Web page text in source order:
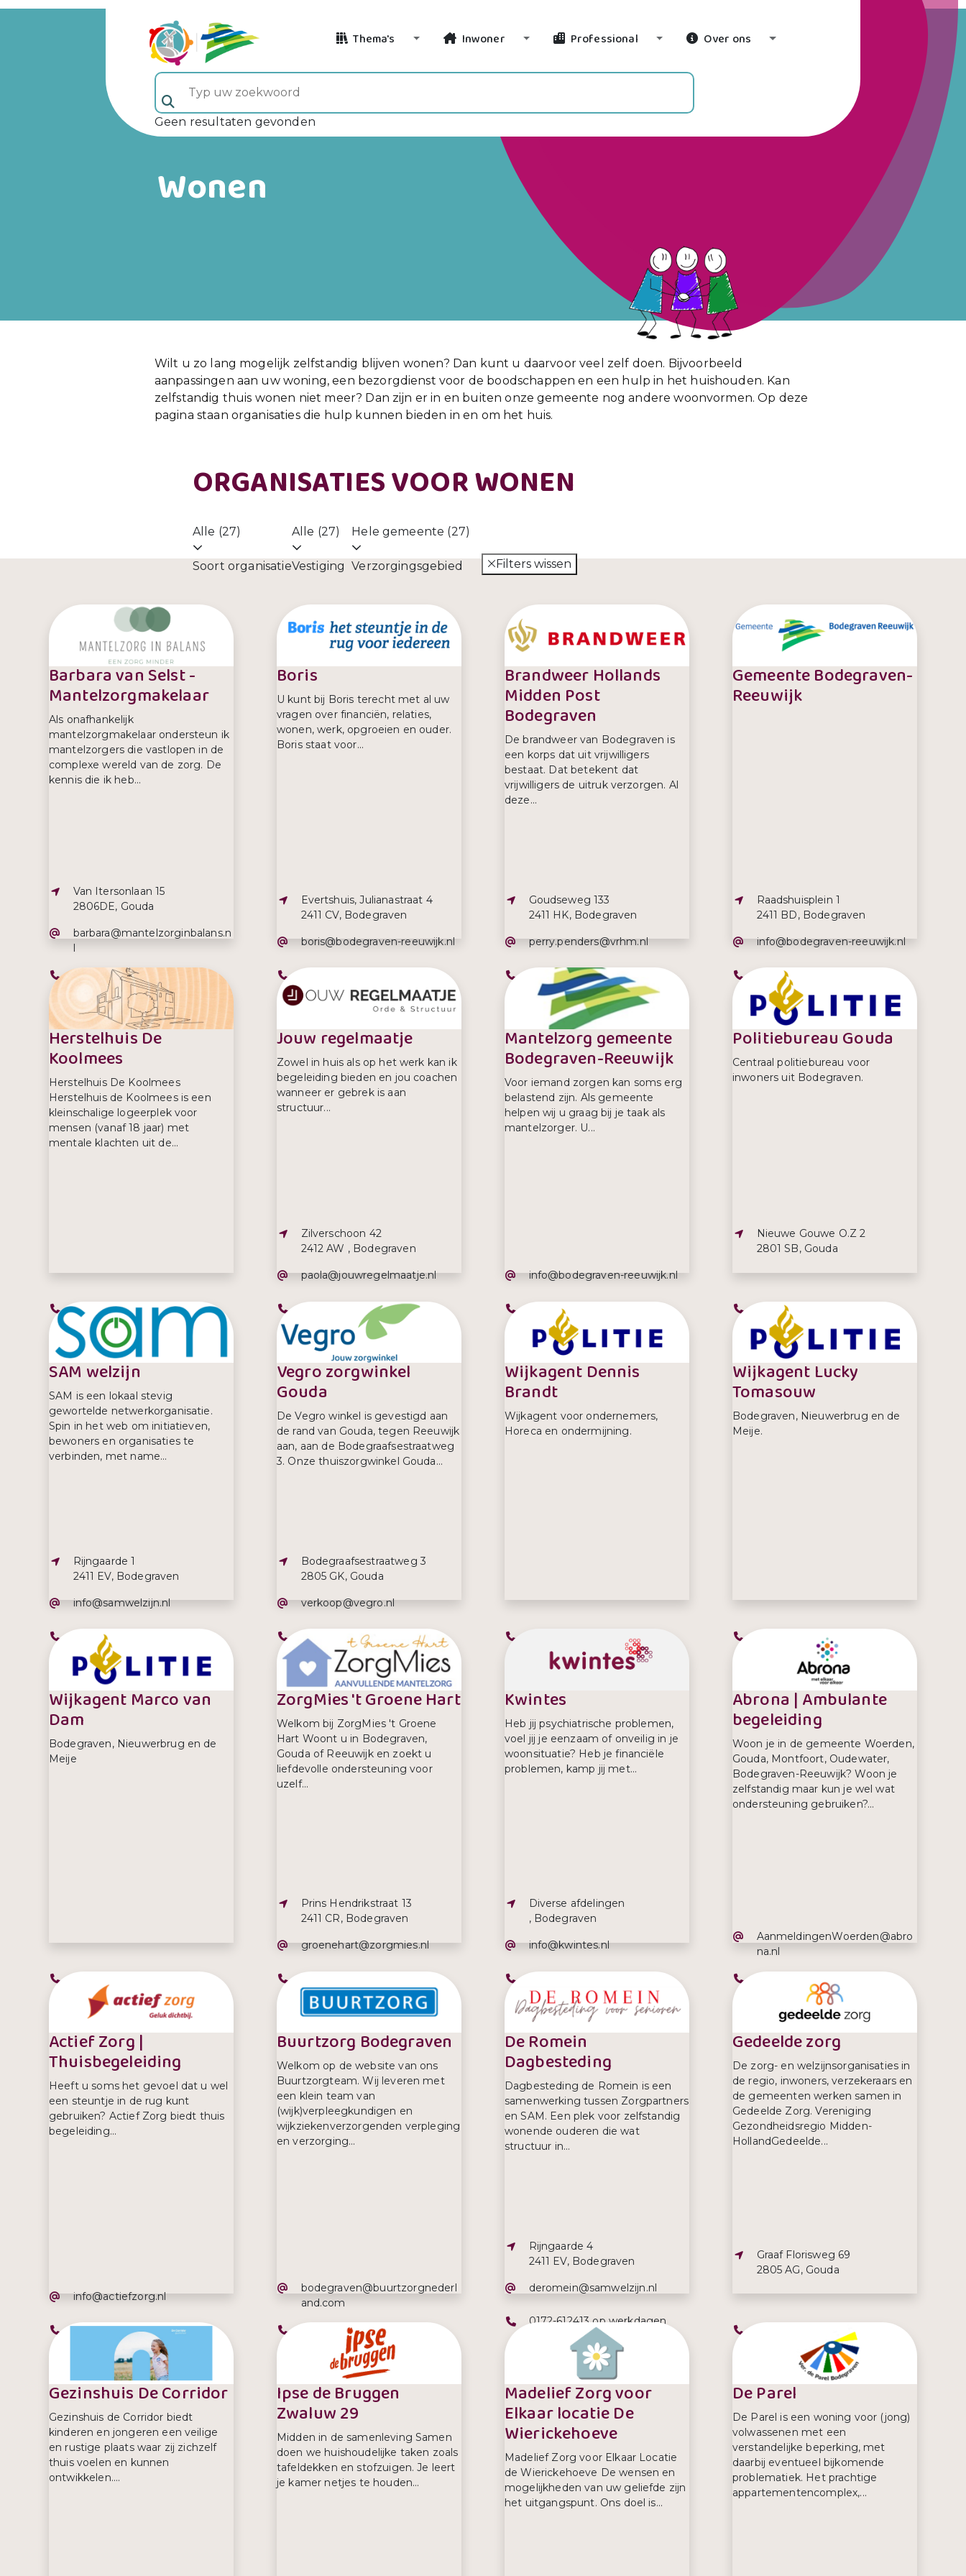
Thema's Toggle Dropdown
Inwoner Toggle Dropdown
Professional Toggle Dropdown
Over ons Toggle Dropdown
Typ uw zoekwoord (veld 5)
Geen resultaten gevonden
Wonen
Wilt u zo lang mogelijk zelfstandig blijven wonen? Dan kunt u daarvoor veel zelf doen. Bijvoorbeeld
aanpassingen aan uw woning, een bezorgdienst voor de boodschappen en een hulp in het huishouden. Kan
zelfstandig thuis wonen niet meer? Dan zijn er in en buiten onze gemeente nog andere woonvormen. Op deze
pagina staan organisaties die hulp kunnen bieden in en om het huis.
ORGANISATIES VOOR WONEN
Alle (27)
Soort organisatie
Alle (27)
Vestiging
Hele gemeente (27)
Verzorgingsgebied Filters wissen
Barbara van Selst -
Mantelzorgmakelaar
Als onafhankelijk
mantelzorgmakelaar ondersteun ik
mantelzorgers die vastlopen in de
complexe wereld van de zorg. De
kennis die ik heb...
Adres:
Van Itersonlaan 15
2806DE, Gouda
E-mailadres:
barbara@mantelzorginbalans.n
l
Telefoonnummer:
+31642502673
Boris
U kunt bij Boris terecht met al uw
vragen over financiën, relaties,
wonen, werk, opgroeien en ouder.
Boris staat voor...
Adres:
Evertshuis, Julianastraat 4
2411 CV, Bodegraven
E-mailadres:
boris@bodegraven-reeuwijk.nl
Brandweer Hollands
Midden Post
Bodegraven
De brandweer van Bodegraven is
een korps dat uit vrijwilligers
bestaat. Dat betekent dat
vrijwilligers de uitruk verzorgen. Al
deze...
Adres:
Goudseweg 133
2411 HK, Bodegraven
E-mailadres:
perry.penders@vrhm.nl
Telefoonnummer:
088 2465000
Gemeente Bodegraven-
Reeuwijk
Adres:
Raadshuisplein 1
2411 BD, Bodegraven
E-mailadres:
info@bodegraven-reeuwijk.nl
Telefoonnummer:
0172 522 522
Herstelhuis De
Koolmees
Herstelhuis De Koolmees
Herstelhuis de Koolmees is een
kleinschalige logeerplek voor
mensen (vanaf 18 jaar) met
mentale klachten uit de...
Telefoonnummer:
0182717720
Jouw regelmaatje
Zowel in huis als op het werk kan ik
begeleiding bieden en jou coachen
wanneer er gebrek is aan
structuur...
Adres:
Zilverschoon 42
2412 AW , Bodegraven
E-mailadres:
paola@jouwregelmaatje.nl
Telefoonnummer:
Mantelzorg gemeente
Bodegraven-Reeuwijk
Voor iemand zorgen kan soms erg
belastend zijn. Als gemeente
helpen wij u graag bij je taak als
mantelzorger. U...
E-mailadres:
info@bodegraven-reeuwijk.nl
Telefoonnummer:
0172 - 522 522
Politiebureau Gouda
Centraal politiebureau voor
inwoners uit Bodegraven.
Adres:
Nieuwe Gouwe O.Z 2
2801 SB, Gouda
Telefoonnummer:
0900 8844
SAM welzijn
SAM is een lokaal stevig
gewortelde netwerkorganisatie.
Spin in het web om initiatieven,
bewoners en organisaties te
verbinden, met name...
Adres:
Rijngaarde 1
2411 EV, Bodegraven
E-mailadres:
info@samwelzijn.nl
Telefoonnummer:
0172 614 500
Vegro zorgwinkel
Gouda
De Vegro winkel is gevestigd aan
de rand van Gouda, tegen Reeuwijk
aan, aan de Bodegraafsestraatweg
3. Onze thuiszorgwinkel Gouda...
Adres:
Bodegraafsestraatweg 3
2805 GK, Gouda
E-mailadres:
verkoop@vegro.nl
Telefoonnummer:
0900 288 7766
Wijkagent Dennis
Brandt
Wijkagent voor ondernemers,
Horeca en ondermijning.
Wijkagent Lucky
Tomasouw
Bodegraven, Nieuwerbrug en de
Meije.
Telefoonnummer:
Wijkagent Marco van
Dam
Bodegraven, Nieuwerbrug en de
Meije
ZorgMies 't Groene Hart
Welkom bij ZorgMies 't Groene
Hart Woont u in Bodegraven,
Gouda of Reeuwijk en zoekt u
liefdevolle ondersteuning voor
uzelf...
Adres:
Prins Hendrikstraat 13
2411 CR, Bodegraven
E-mailadres:
groenehart@zorgmies.nl
Kwintes
Heb jij psychiatrische problemen,
voel jij je eenzaam of onveilig in je
woonsituatie? Heb je financiële
problemen, kamp jij met...
Adres:
Diverse afdelingen
, Bodegraven
E-mailadres:
info@kwintes.nl
Abrona | Ambulante
begeleiding
Woon je in de gemeente Woerden,
Gouda, Montfoort, Oudewater,
Bodegraven-Reeuwijk? Woon je
zelfstandig maar kun je wel wat
ondersteuning gebruiken?...
E-mailadres:
AanmeldingenWoerden@abro
na.nl
Actief Zorg |
Thuisbegeleiding
Heeft u soms het gevoel dat u wel
een steuntje in de rug kunt
gebruiken? Actief Zorg biedt thuis
begeleiding...
E-mailadres:
info@actiefzorg.nl
Telefoonnummer:
088 750 8200
Buurtzorg Bodegraven
Welkom op de website van ons
Buurtzorgteam. Wij leveren met
een klein team van
(wijk)verpleegkundigen en
wijkziekenverzorgenden verpleging
en verzorging...
E-mailadres:
bodegraven@buurtzorgnederl
and.com
Telefoonnummer:
06 832 142 00
De Romein
Dagbesteding
Dagbesteding de Romein is een
samenwerking tussen Zorgpartners
en SAM. Een plek voor zelfstandig
wonende ouderen die wat
structuur in...
Adres:
Rijngaarde 4
2411 EV, Bodegraven
E-mailadres:
deromein@samwelzijn.nl
Telefoonnummer:
0172-612413 op werkdagen
tussen 09.00 uur – 16.00 uur
Gedeelde zorg
De zorg- en welzijnsorganisaties in
de regio, inwoners, verzekeraars en
de gemeenten werken samen in
Gedeelde Zorg. Vereniging
Gezondheidsregio Midden-
HollandGedeelde...
Adres:
Graaf Florisweg 69
2805 AG, Gouda
Gezinshuis De Corridor
Gezinshuis de Corridor biedt
kinderen en jongeren een veilige
en rustige plaats waar zij zichzelf
thuis voelen en kunnen
ontwikkelen....
Ipse de Bruggen
Zwaluw 29
Midden in de samenleving Samen
doen we huishoudelijke taken zoals
tafeldekken en stofzuigen. Je leert
je kamer netjes te houden...
Madelief Zorg voor
Elkaar locatie De
Wierickehoeve
Madelief Zorg voor Elkaar Locatie
de Wierickehoeve De wensen en
mogelijkheden van uw geliefde zijn
het uitgangspunt. Ons doel is...
De Parel
De Parel is een woning voor (jong)
volwassenen met een
verstandelijke beperking, met
daarbij eventueel bijkomende
problematiek. Het prachtige
appartementencomplex,...